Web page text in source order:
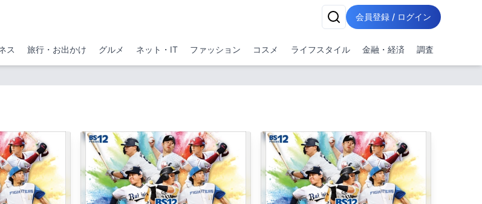
会員登録 / ログイン
ス 旅行・お出かけ グルメ ネット・IT ファッション コスメ ライフスタイル 金融・経済 調査